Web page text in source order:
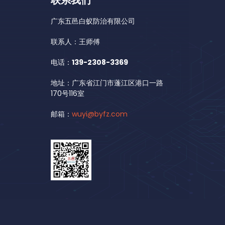
广东五邑白蚁防治有限公司
联系人：王师傅
电话： 139-2308-3369
地址：广东省江门市蓬江区港口一路
170号116室
邮箱： wuyi@byfz.com